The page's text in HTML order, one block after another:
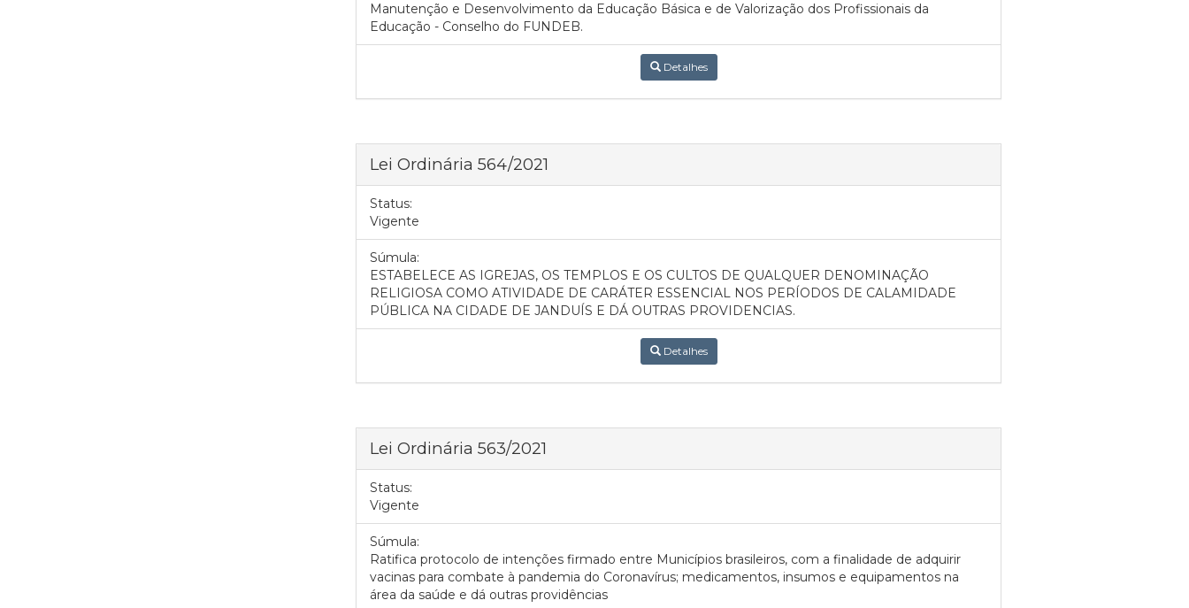
Manutenção e Desenvolvimento da Educação Básica e de Valorização dos Profissionais da
Educação - Conselho do FUNDEB.
Detalhes
Lei Ordinária 564/2021
Status:
Vigente
Súmula:
ESTABELECE AS IGREJAS, OS TEMPLOS E OS CULTOS DE QUALQUER DENOMINAÇÃO
RELIGIOSA COMO ATIVIDADE DE CARÁTER ESSENCIAL NOS PERÍODOS DE CALAMIDADE
PÚBLICA NA CIDADE DE JANDUÍS E DÁ OUTRAS PROVIDENCIAS.
Detalhes
Lei Ordinária 563/2021
Status:
Vigente
Súmula:
Ratifica protocolo de intenções firmado entre Municípios brasileiros, com a finalidade de adquirir
vacinas para combate à pandemia do Coronavírus; medicamentos, insumos e equipamentos na
área da saúde e dá outras providências